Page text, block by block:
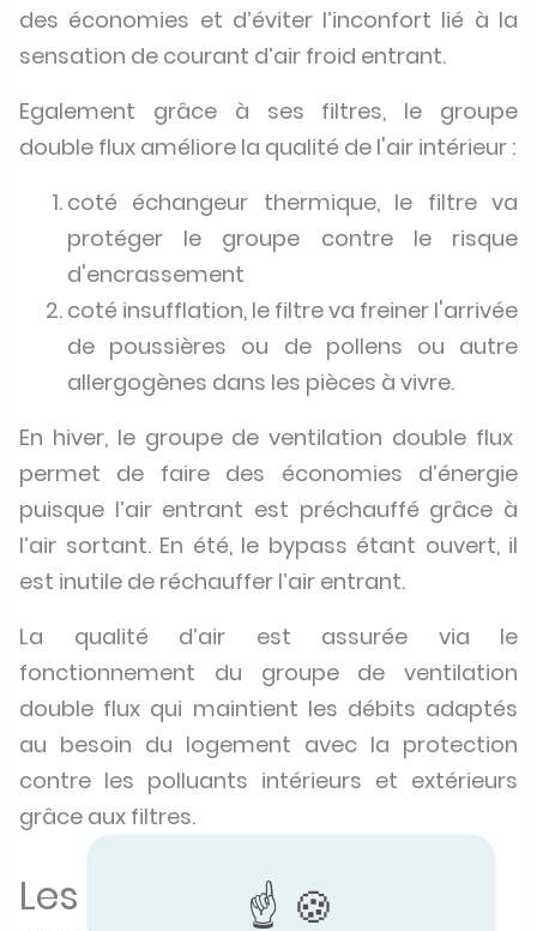
des économies et d’éviter l’inconfort lié à la
sensation de courant d’air froid entrant.
Egalement grâce à ses filtres, le groupe
double flux améliore la qualité de l'air intérieur :
coté échangeur thermique, le filtre va
protéger le groupe contre le risque
d'encrassement
coté insufflation, le filtre va freiner l'arrivée
de poussières ou de pollens ou autre
allergogènes dans les pièces à vivre.
En hiver, le groupe de ventilation double flux
permet de faire des économies d’énergie
puisque l’air entrant est préchauffé grâce à
l’air sortant. En été, le bypass étant ouvert, il
est inutile de réchauffer l’air entrant.
La qualité d’air est assurée via le
fonctionnement du groupe de ventilation
double flux qui maintient les débits adaptés
au besoin du logement avec la protection
contre les polluants intérieurs et extérieurs
grâce aux filtres.
Les avantages d’un